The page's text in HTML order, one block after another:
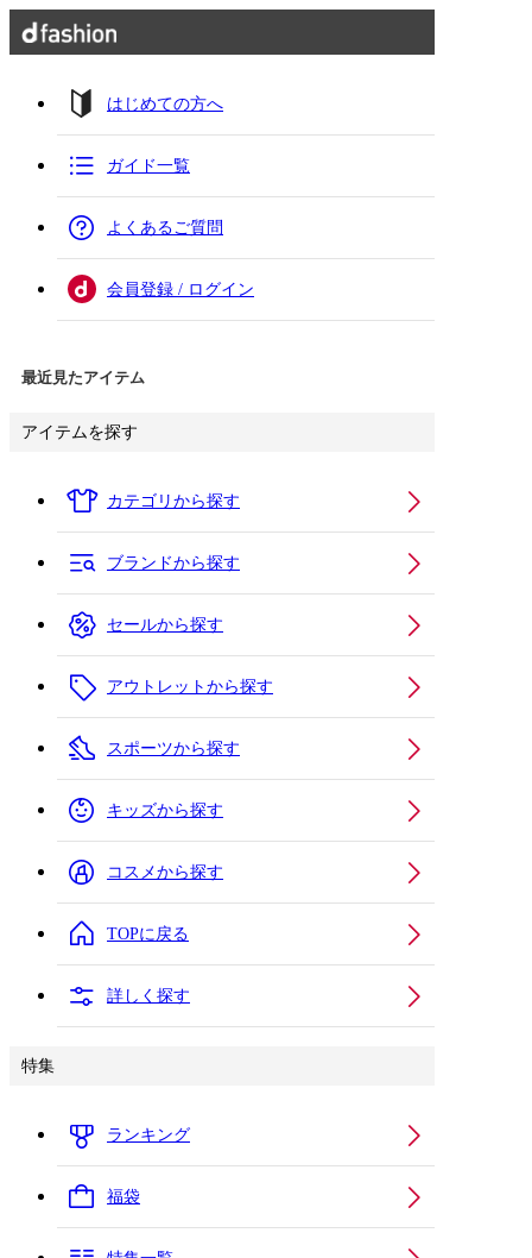
はじめての方へ
ガイド一覧
よくあるご質問
会員登録 / ログイン
最近見たアイテム
アイテムを探す
カテゴリから探す
ブランドから探す
セールから探す
アウトレットから探す
スポーツから探す
キッズから探す
コスメから探す
TOPに戻る
詳しく探す
特集
ランキング
福袋